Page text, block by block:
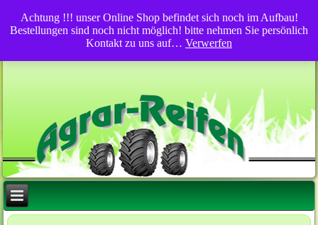
Achtung !!! unser Online Shop befindet sich noch im Aufbau!
Bestellungen sind noch nicht möglich! bitte nehmen Sie persönlich
Kontakt zu uns auf… Verwerfen